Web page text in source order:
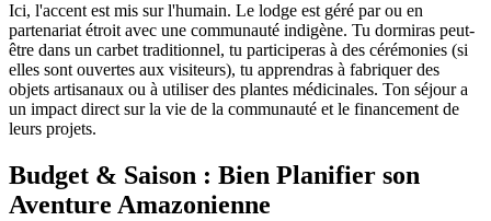
Ici, l'accent est mis sur l'humain. Le lodge est géré par ou en
partenariat étroit avec une communauté indigène. Tu dormiras peut-
être dans un carbet traditionnel, tu participeras à des cérémonies (si
elles sont ouvertes aux visiteurs), tu apprendras à fabriquer des
objets artisanaux ou à utiliser des plantes médicinales. Ton séjour a
un impact direct sur la vie de la communauté et le financement de
leurs projets.
Budget & Saison : Bien Planifier son
Aventure Amazonienne